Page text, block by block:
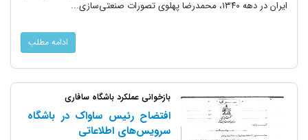
ایران در دهه ۱۳۴۰، محمدرضا پهلوی تصورات صنعتی‌سازی...
ادامه مطلب
بازخوانی عملکرد باشگاه سافاری
افتضاح رئیس ساواک در باشگاه
سرویس‌های اطلاعاتی